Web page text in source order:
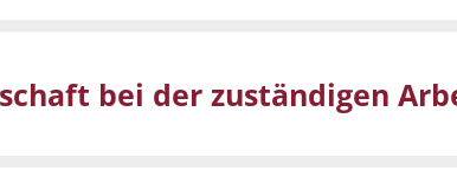
bei der zuständigen